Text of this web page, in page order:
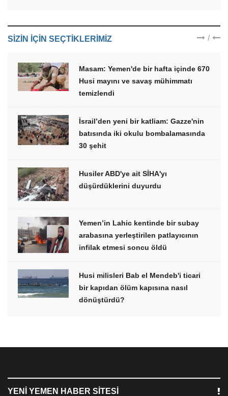
SIZIN IÇIN SEÇTIKLERIMIZ /
Masam: Yemen'de bir hafta içinde 670
Husi mayını ve savaş mühimmatı
temizlendi
İsrail’den yeni bir katliam: Gazze'nin
batısında iki okulu bombalamasında
30 şehit
Husiler ABD'ye ait SİHA'yı
düşürdüklerini duyurdu
Yemen’in Lahic kentinde bir subay
arabasına yerleştirilen patlayıcının
infilak etmesi soncu öldü
Husi milisleri Bab el Mendeb'i ticari
bir kapıdan ölüm kapısına nasıl
dönüştürdü?
YENI YEMEN HABER SITESI